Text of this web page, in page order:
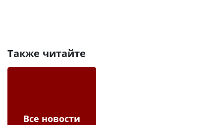
Также читайте
Все новости